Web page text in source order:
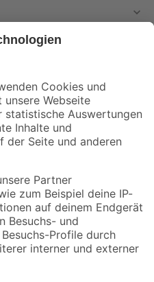
Aktionen mehr verpassen!
Versandarten